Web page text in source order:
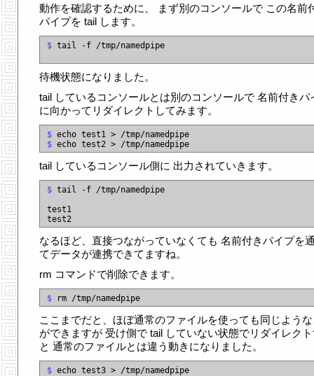
動作を確認するために、 まず別のコンソールで この名前
パイプを tail します。
$ tail -f /tmp/namedpipe
待機状態になりました。
tail しているコンソールとは別のコンソールで 名前付きパ
に向かってリダイレクトしてみます。
$
$
tail しているコンソール側に 出力されていきます。
$ tail -f /tmp/namedpipe
test1
なるほど、直接つながっていなくても 名前付きパイプを
てデータが連携できてますね。
rm コマンドで削除できます。
$
ここまでだと、ほぼ通常のファイルを使っても同じよう
ができますが 受け側で tail していない状態でリダイレク
と 通常のファイルとは違う動きになりました。
$ echo test3 > /tmp/namedpipe